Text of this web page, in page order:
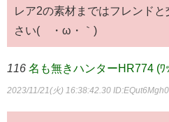
レア2の素材まではフレンド
さい(´・ω・｀)
116 名も無きハンターHR774 (ﾜ
2023/11/21(火) 16:38:42.30 ID:EQut6Mgh0